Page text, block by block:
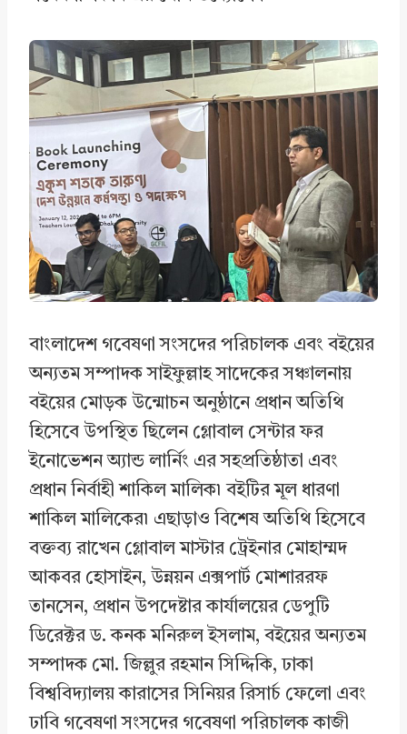
বাংলাদেশ গবেষণা সংসদের পরিচালক এবং বইয়ের
অন্যতম সম্পাদক সাইফুল্লাহ সাদেকের সঞ্চালনায়
বইয়ের মোড়ক উন্মোচন অনুষ্ঠানে প্রধান অতিথি
হিসেবে উপস্থিত ছিলেন গ্লোবাল সেন্টার ফর
ইনোভেশন অ্যান্ড লার্নিং এর সহপ্রতিষ্ঠাতা এবং
প্রধান নির্বাহী শাকিল মালিক৷ বইটির মূল ধারণা
শাকিল মালিকের৷ এছাড়াও বিশেষ অতিথি হিসেবে
বক্তব্য রাখেন গ্লোবাল মাস্টার ট্রেইনার মোহাম্মদ
আকবর হোসাইন, উন্নয়ন এক্সপার্ট মোশাররফ
তানসেন, প্রধান উপদেষ্টার কার্যালয়ের ডেপুটি
ডিরেক্টর ড. কনক মনিরুল ইসলাম, বইয়ের অন্যতম
সম্পাদক মো. জিল্লুর রহমান সিদ্দিকি, ঢাকা
বিশ্ববিদ্যালয় কারাসের সিনিয়র রিসার্চ ফেলো এবং
ঢাবি গবেষণা সংসদের গবেষণা পরিচালক কাজী